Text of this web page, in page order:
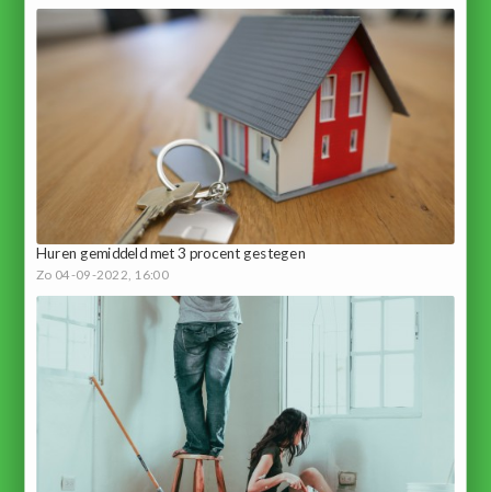
Huren gemiddeld met 3 procent gestegen
Zo 04-09-2022, 16:00